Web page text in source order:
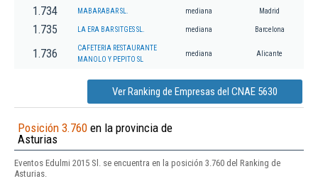
1.734 MABARABAR SL. mediana Madrid
1.735 LA ERA BAR SITGES SL. mediana Barcelona
1.736
CAFETERIA RESTAURANTE
MANOLO Y PEPITO SL
mediana Alicante
Ver Ranking de Empresas del CNAE 5630
Posición 3.760 en la provincia de
Asturias
Eventos Edulmi 2015 Sl. se encuentra en la posición 3.760 del Ranking de
Asturias.